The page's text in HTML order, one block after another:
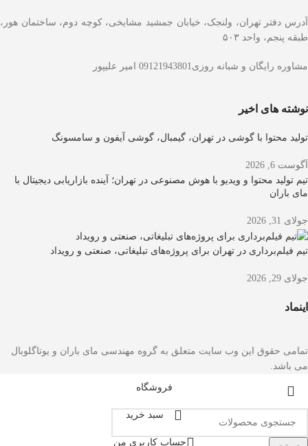
آدرس دفتر تهران، ولنجک، خیابان جمشید مشایخی، کوچه دوم، ساختمان هور،
طبقه پنجم، واحد ۵۰۳
مشاوره رایگان و شبانه روزی09121943801 امیر علیپور
نوشته های اخیر
تولید محتوا با گوشی در تهران، گیمبال، گوشی آیفون و سامسونگ
آگوست 6, 2026
تیم تولید محتوا و ویدیو با هوش مصنوعی در تهران؛ آینده بازاریابی دیجیتال با
مای باران
جولای 31, 2026
تیم فیلم‌برداری در تهران برای پروژه‌های تبلیغاتی، صنعتی و رویداد
جولای 29, 2026
اینماد
تمامی حقوق این وب سایت متعلق به گروه مهندسی مای باران و یوتاگلوبال
می باشد.
فروشگاه
سبد خرید
حساب کاربری من